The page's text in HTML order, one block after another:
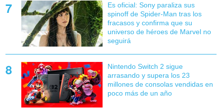
Es oficial: Sony paraliza sus
spinoff de Spider-Man tras los
fracasos y confirma que su
universo de héroes de Marvel no
seguirá
Nintendo Switch 2 sigue
arrasando y supera los 23
millones de consolas vendidas en
poco más de un año